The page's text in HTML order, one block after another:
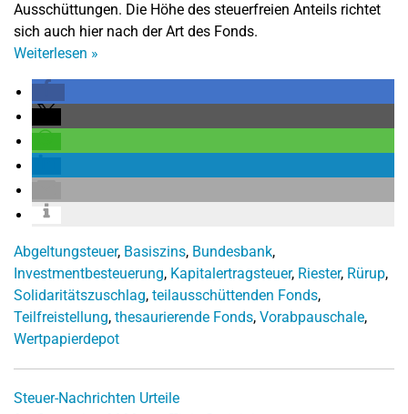
Ausschüttungen. Die Höhe des steuerfreien Anteils richtet
sich auch hier nach der Art des Fonds.
Weiterlesen »
Abgeltungsteuer, Basiszins, Bundesbank,
Investmentbesteuerung, Kapitalertragsteuer, Riester, Rürup,
Solidaritätszuschlag, teilausschüttenden Fonds,
Teilfreistellung, thesaurierende Fonds, Vorabpauschale,
Wertpapierdepot
Steuer-Nachrichten Urteile